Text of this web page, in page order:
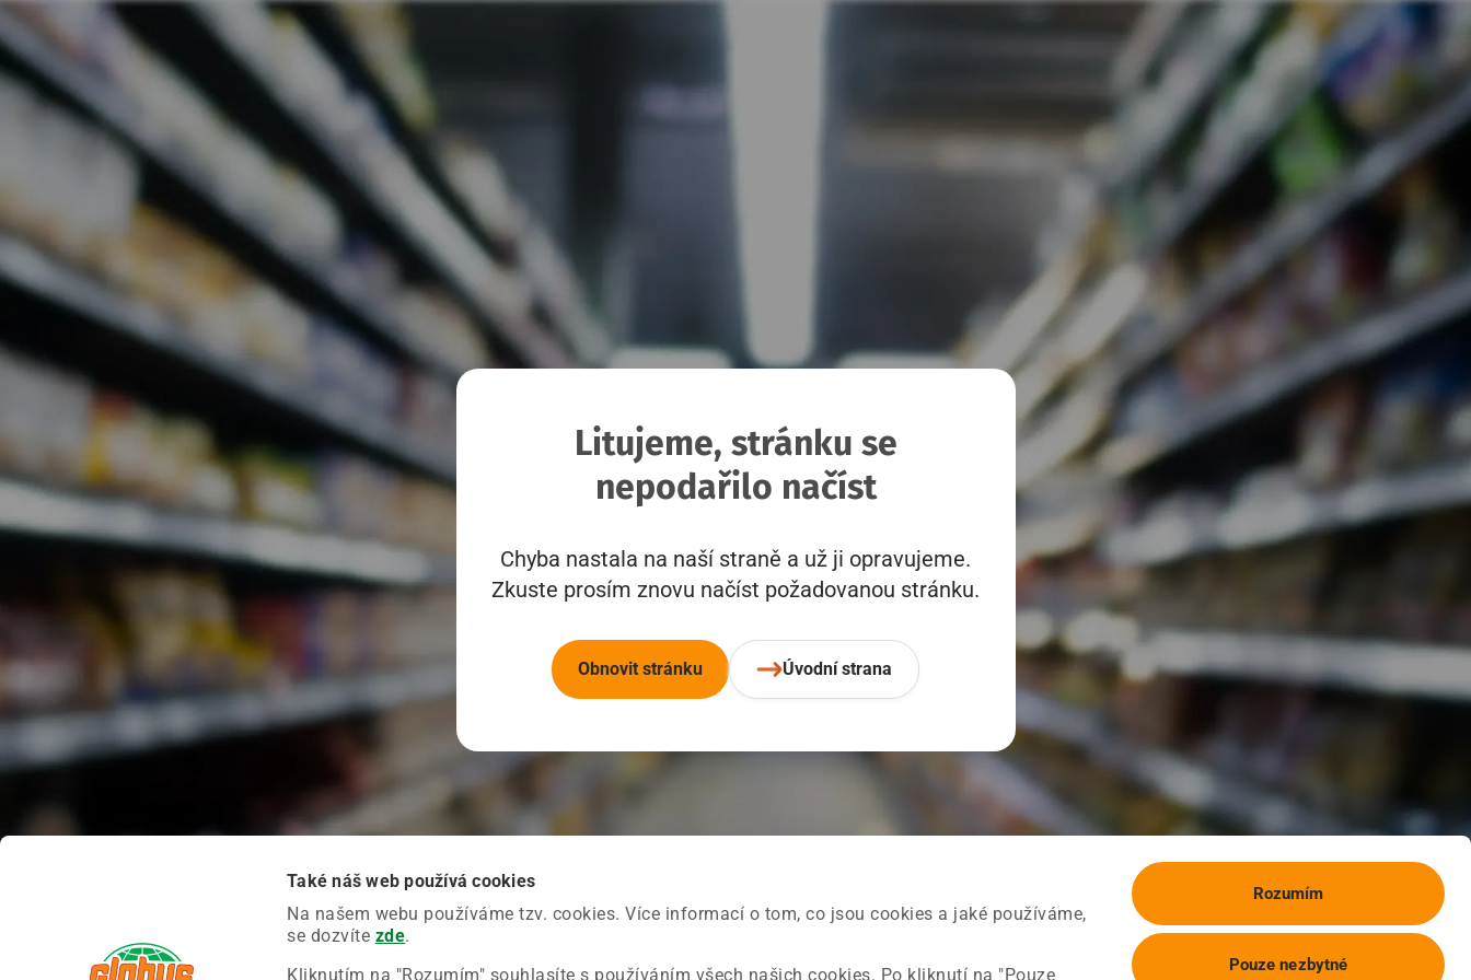
Také náš web používá cookies
Na našem webu používáme tzv. cookies. Více informací o tom, co jsou cookies a jaké používáme,
se dozvíte zde.
Kliknutím na "Rozumím" souhlasíte s používáním všech našich cookies. Po kliknutí na "Pouze
Rozumím
Pouze nezbytné
Litujeme, stránku se
nepodařilo načíst
Chyba nastala na naší straně a už ji opravujeme.
Zkuste prosím znovu načíst požadovanou stránku.
Obnovit stránku Úvodní strana